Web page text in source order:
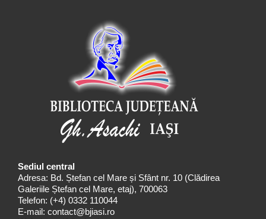
Sediul central
Adresa: Bd. Ștefan cel Mare și Sfânt nr. 10 (Clădirea
Galeriile Ștefan cel Mare, etaj), 700063
Telefon: (+4) 0332 110044
E-mail: contact@bjiasi.ro